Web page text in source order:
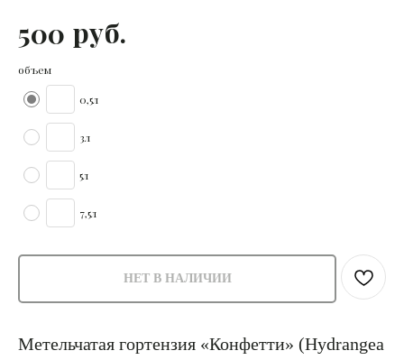
500 руб.
объем
0,5л
3л
5л
7,5л
НЕТ В НАЛИЧИИ
Метельчатая гортензия «Конфетти» (Hydrangea